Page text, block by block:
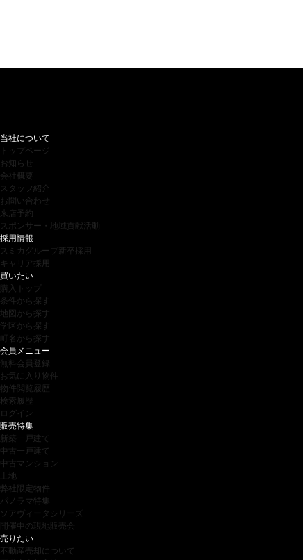
当社について
トップページ
お知らせ
会社概要
スタッフ紹介
お問い合わせ
来店予約
スポンサー・地域貢献活動
採用情報
スミカグループ新卒採用
キャリア採用
買いたい
購入トップ
条件から探す
地図から探す
学区から探す
町名から探す
会員メニュー
無料会員登録
お気に入り物件
物件閲覧履歴
検索履歴
ログイン
販売特集
新築一戸建て
中古一戸建て
中古マンション
土地
弊社限定物件
パノラマ特集
ソアヴィータシリーズ
開催中の現地販売会
売りたい
不動産売却について